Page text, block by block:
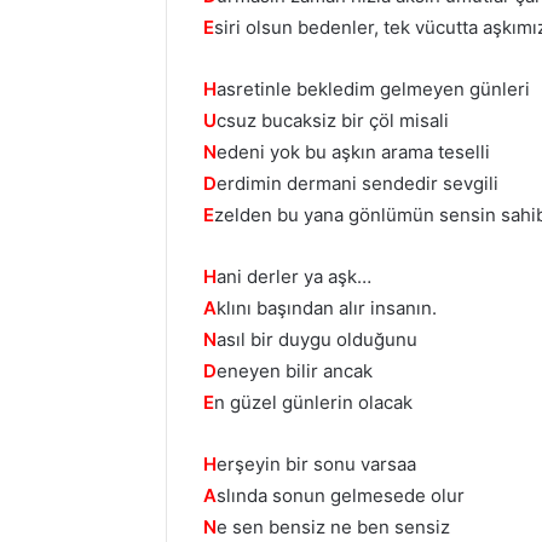
Esiri olsun bedenler, tek vücutta
Hasretinle bekledim gelmeyen günleri
Ucsuz bucaksiz bir çöl misali
Nedeni yok bu aşkın arama teselli
Derdimin dermani sendedir sevgili
Ezelden bu yana gönlümün sensin
Hani derler ya aşk…
Aklını başından alır insanın.
Nasıl bir duygu olduğunu
Deneyen bilir ancak
En güzel günlerin olacak
Herşeyin bir sonu varsaa
Aslında sonun gelmesede olur
Ne sen bensiz ne ben sensiz